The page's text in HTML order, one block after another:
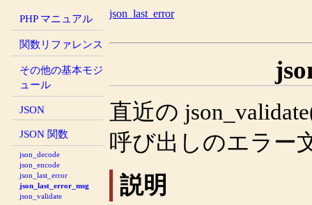
PHP マニュアル
関数リファレンス
その他の基本モジ
ュール
JSON
JSON 関数
json_decode
json_encode
json_last_error
json_last_error_msg
json_validate
json_last_error
直近の
呼び出しのエラー
説明